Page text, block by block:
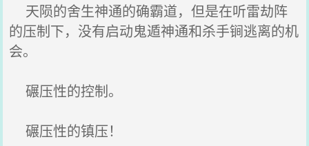
天陨的舍生神通的确霸道，但是在听雷劫阵
的压制下，没有启动鬼遁神通和杀手锏逃离的机
会。
碾压性的控制。
碾压性的镇压！